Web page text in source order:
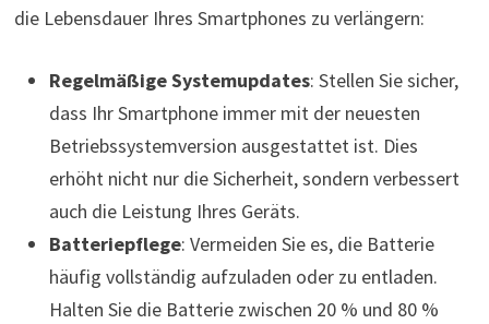
die Lebensdauer Ihres Smartphones zu verlängern:
Regelmäßige Systemupdates: Stellen Sie sicher,
dass Ihr Smartphone immer mit der neuesten
Betriebssystemversion ausgestattet ist. Dies
erhöht nicht nur die Sicherheit, sondern verbessert
auch die Leistung Ihres Geräts.
Batteriepflege: Vermeiden Sie es, die Batterie
häufig vollständig aufzuladen oder zu entladen.
Halten Sie die Batterie zwischen 20 % und 80 %